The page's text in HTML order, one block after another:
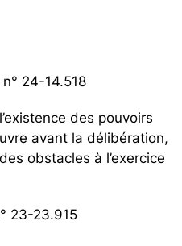
24-14.518
des pouvoirs
avant la délibération,
obstacles à l’exercice
23-23.915